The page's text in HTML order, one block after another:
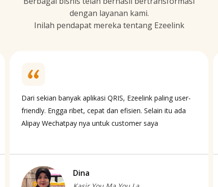
dengan layanan kami.
Inilah pendapat mereka tentang Ezeelink
Dina
Dari sekian banyak aplikasi QRIS, Ezeelink paling user-
friendly. Engga ribet, cepat dan efisien. Selain itu ada
Alipay Wechatpay nya untuk customer saya